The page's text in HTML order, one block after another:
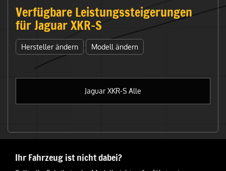
Verfügbare Leistungssteigerungen
für Jaguar XKR-S
Hersteller ändern Modell ändern
Jaguar XKR-S Alle
Ihr Fahrzeug ist nicht dabei?